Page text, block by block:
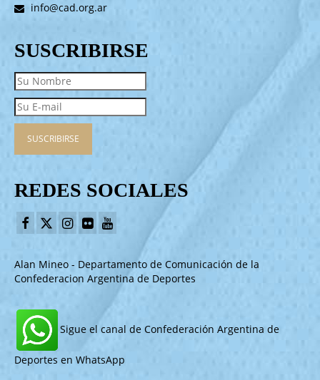
info@cad.org.ar
SUSCRIBIRSE
REDES SOCIALES
Alan Mineo - Departamento de Comunicación de la
Confederacion Argentina de Deportes
Sigue el canal de Confederación Argentina de
Deportes en WhatsApp